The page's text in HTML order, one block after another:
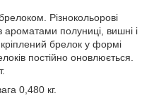
Різнокольорові
ароматами полуниці, вишні і
брелок у формі
постійно оновлюється.
0,480 кг.